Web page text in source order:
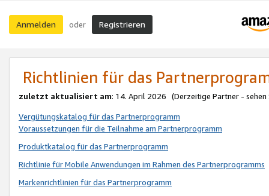
Anmelden oder Registrieren
Richtlinien für das
zuletzt aktualisiert am: 14. April 2026 (Derzeitige Partner - sehen
Vergütungskatalog für das Partnerprogramm
Voraussetzungen für die Teilnahme am Partnerprogramm
Produktkatalog für das Partnerprogramm
Richtlinie für Mobile Anwendungen im Rahmen des Partnerprogramms
Markenrichtlinien für das Partnerprogramm